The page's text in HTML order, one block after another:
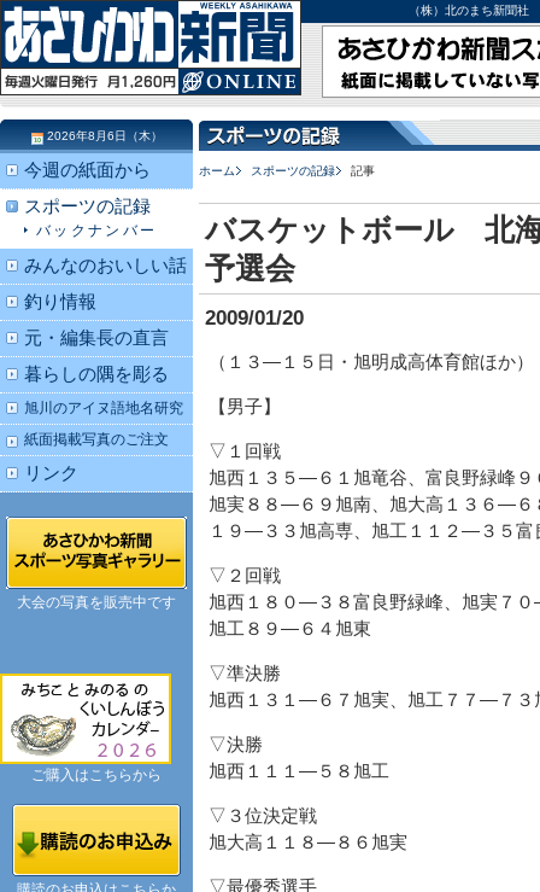
（株）北のまち新聞
ホーム スポーツの記録 記事
バスケットボール 北
予選会
2009/01/20
（１３―１５日・旭明成高体育館ほか）
【男子】
▽１回戦
旭西１３５―６１旭竜谷、富良野緑峰
旭実８８―６９旭南、旭大高１３６―
１９―３３旭高専、旭工１１２―３５富
▽２回戦
旭西１８０―３８富良野緑峰、旭実７
旭工８９―６４旭東
▽準決勝
旭西１３１―６７旭実、旭工７７―７３
▽決勝
旭西１１１―５８旭工
▽３位決定戦
旭大高１１８―８６旭実
▽最優秀選手
2026年8月6日（木）
今週の紙面から
スポーツの記録
バックナンバー
みんなのおいしい話
釣り情報
元・編集長の直言
暮らしの隅を彫る
旭川のアイヌ語地名研究
紙面掲載写真のご注文
リンク
大会の写真を販売中です
ご購入はこちらから